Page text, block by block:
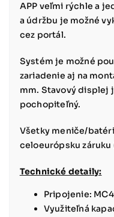
APP veľmi rýchle a
a údržbu je možné
cez portál.
Systém je možné
zariadenie aj na
mm. Stavový displej
pochopiteľný.
Všetky meniče/
celoeurópsku záruku
Technické detaily:
Pripojenie: MC4
Využiteľná